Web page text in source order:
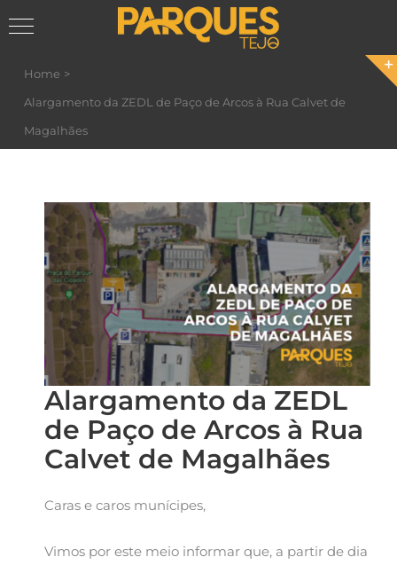
Skip
content
Home
Alargamento da ZEDL de Paço de Arcos à Rua Calvet de
Magalhães
Alargamento da ZEDL
de Paço de Arcos à Rua
Calvet de Magalhães
Caras e caros munícipes,
Vimos por este meio informar que, a partir de dia